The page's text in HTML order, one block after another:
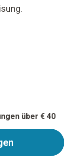
über € 40